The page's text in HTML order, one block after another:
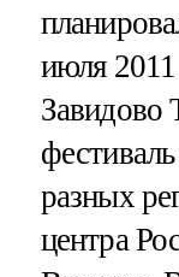
июля
Завидово
разных
центра